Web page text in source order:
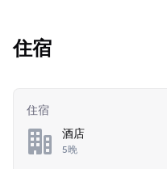
住宿
住宿
酒店
5晚